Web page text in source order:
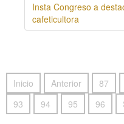
Insta Congreso a
cafeticultora
Inicio Anterior 87
93
94 95 96